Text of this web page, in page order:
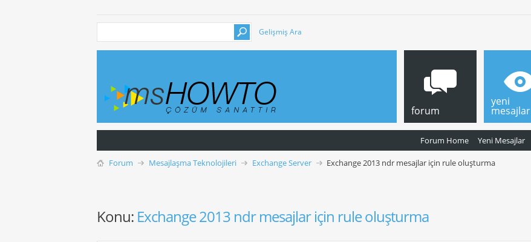
Gelişmiş Ara
forum
Forum Home Yeni Mesajlar
yeni
mesajlar
Forum Mesajlaşma Teknolojileri Exchange Server Exchange 2013 ndr mesajlar için rule oluşturma
Konu: Exchange 2013 ndr mesajlar için rule oluşturma